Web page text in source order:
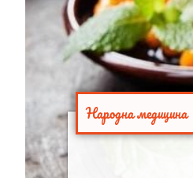
Народна медицина